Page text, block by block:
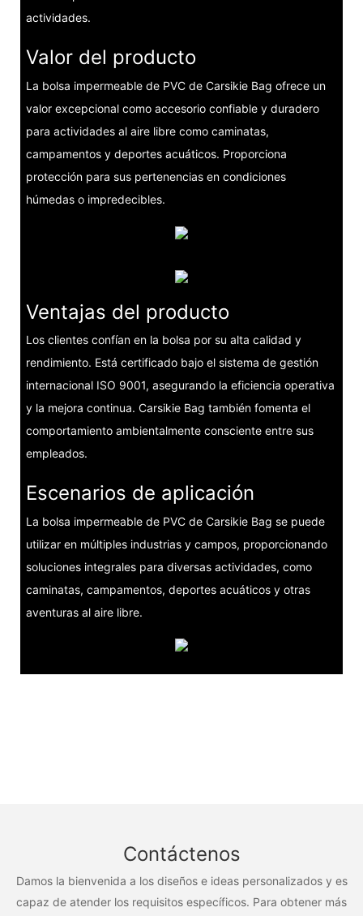
actividades.
Valor del producto
La bolsa impermeable de PVC de Carsikie Bag ofrece un
valor excepcional como accesorio confiable y duradero
para actividades al aire libre como caminatas,
campamentos y deportes acuáticos. Proporciona
protección para sus pertenencias en condiciones
húmedas o impredecibles.
Ventajas del producto
Los clientes confían en la bolsa por su alta calidad y
rendimiento. Está certificado bajo el sistema de gestión
internacional ISO 9001, asegurando la eficiencia operativa
y la mejora continua. Carsikie Bag también fomenta el
comportamiento ambientalmente consciente entre sus
empleados.
Escenarios de aplicación
La bolsa impermeable de PVC de Carsikie Bag se puede
utilizar en múltiples industrias y campos, proporcionando
soluciones integrales para diversas actividades, como
caminatas, campamentos, deportes acuáticos y otras
aventuras al aire libre.
Contáctenos
Damos la bienvenida a los diseños e ideas personalizados y es
capaz de atender los requisitos específicos. Para obtener más